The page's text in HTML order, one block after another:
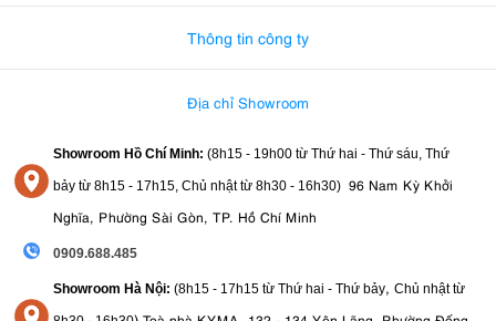
5.2. Nhiếp ảnh Chân dung
cho phép thu được nhiều ánh sáng, lý tưởng
để chụp trong điều kiện ánh sáng yếu.
Khẩu độ F1.8 cũng tạo ra hiệu ứngbokeh(làm mờ hậu cảnh)
mềm mại và đẹp mắt, giúp làm nổi bật chủ thể chân dung.
Tuy không phải là tiêu cự chân dung chuyên dụng (như 50mm,
dung có yếu tố môi trường.
5.3. Nhiếp ảnh Du lịch & Phong cảnh
Thông tin công ty
Địa chỉ Showroom
Showroom Hồ Chí Minh: (8h15 - 19h00 từ Thứ hai - Thứ sáu, Thứ
bảy từ 8h15 - 17h15, Chủ nhật từ 8h30 - 16h30) 96 Nam Kỳ Khởi
Nghĩa, Phường Sài Gòn, TP. Hồ Chí Minh
0909.688.485
Showroom Hà Nội: (8h15 - 17h15 từ Thứ hai - Thứ bảy, Chủ nhật từ